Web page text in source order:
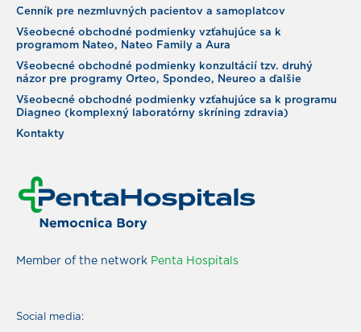
Cenník pre nezmluvných pacientov a samoplatcov
Všeobecné obchodné podmienky vzťahujúce sa k
programom Nateo, Nateo Family a Aura
Všeobecné obchodné podmienky konzultácií tzv. druhý
názor pre programy Orteo, Spondeo, Neureo a ďalšie
Všeobecné obchodné podmienky vzťahujúce sa k programu
Diagneo (komplexný laboratórny skríning zdravia)
Kontakty
Member of the network Penta Hospitals
Social media: